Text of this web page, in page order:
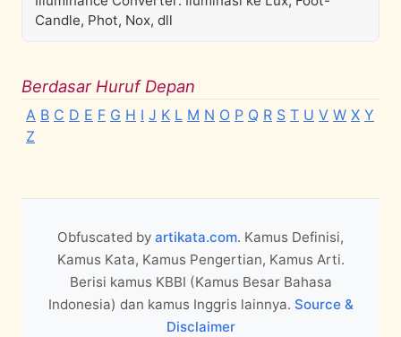
Candle, Phot, Nox, dll
Berdasar Huruf Depan
A B C D E F G H I J K L M N O P Q R S T U V W X Y
Z
Obfuscated by artikata.com. Kamus Definisi,
Kamus Kata, Kamus Pengertian, Kamus Arti.
Berisi kamus KBBI (Kamus Besar Bahasa
Indonesia) dan kamus Inggris lainnya. Source &
Disclaimer